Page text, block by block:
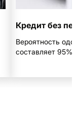
Кредит без
Вероятность
составляет 95%